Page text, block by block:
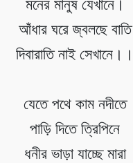
মনের মানুষ যেখানে।
আঁধার ঘরে জ্বলছে বাতি
দিবারাতি নাই সেখানে।।
যেতে পথে কাম নদীতে
পাড়ি দিতে ত্রিপিনে
ধনীর ভাড়া যাচ্ছে মারা